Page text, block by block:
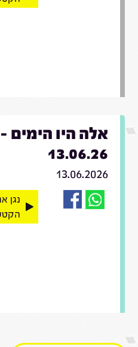
אלה היו הימים -
13.06.26
13.06.2026
נגן